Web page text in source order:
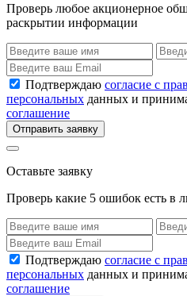
Проверь любое акционерное
раскрытии информации
Подтверждаю согласие с
персональных данных и
соглашение
Отправить заявку
Оставьте заявку
Проверь какие 5 ошибок есть в
Подтверждаю согласие с
персональных данных и
соглашение